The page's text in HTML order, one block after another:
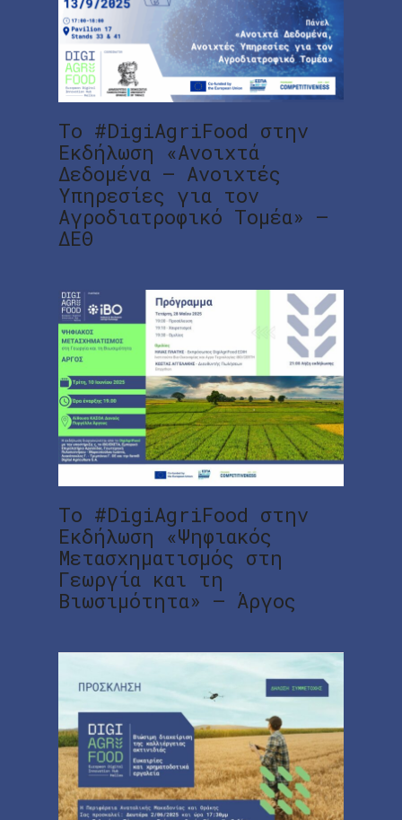
Το #DigiAgriFood στην
Εκδήλωση «Ανοιχτά
Δεδομένα – Ανοιχτές
Υπηρεσίες για τον
Αγροδιατροφικό Τομέα» –
ΔΕΘ
Το #DigiAgriFood στην
Εκδήλωση «Ψηφιακός
Μετασχηματισμός στη
Γεωργία και τη
Βιωσιμότητα» – Άργος